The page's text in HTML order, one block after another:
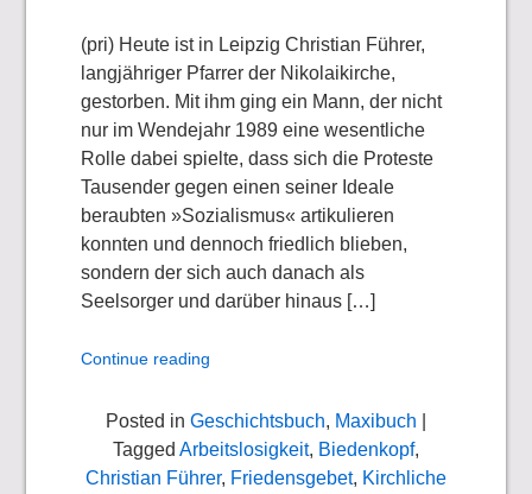
(pri) Heute ist in Leipzig Christian Führer,
langjähriger Pfarrer der Nikolaikirche,
gestorben. Mit ihm ging ein Mann, der nicht
nur im Wendejahr 1989 eine wesentliche
Rolle dabei spielte, dass sich die Proteste
Tausender gegen einen seiner Ideale
beraubten »Sozialismus« artikulieren
konnten und dennoch friedlich blieben,
sondern der sich auch danach als
Seelsorger und darüber hinaus […]
Continue reading
Posted in Geschichtsbuch, Maxibuch
Tagged Arbeitslosigkeit, Biedenkopf,
Christian Führer, Friedensgebet, Kirchliche